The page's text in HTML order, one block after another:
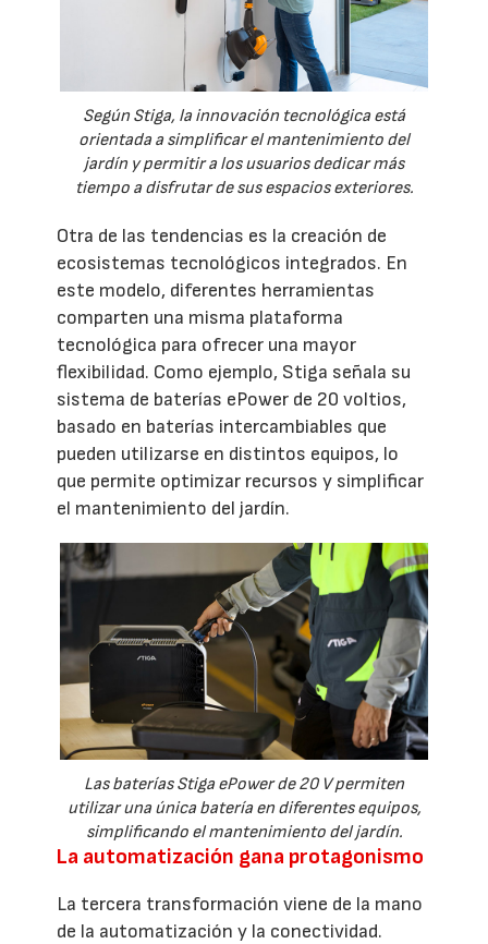
Según Stiga, la innovación tecnológica está
orientada a simplificar el mantenimiento del
jardín y permitir a los usuarios dedicar más
tiempo a disfrutar de sus espacios exteriores.
Otra de las tendencias es la creación de
ecosistemas tecnológicos integrados. En
este modelo, diferentes herramientas
comparten una misma plataforma
tecnológica para ofrecer una mayor
flexibilidad. Como ejemplo, Stiga señala su
sistema de baterías ePower de 20 voltios,
basado en baterías intercambiables que
pueden utilizarse en distintos equipos, lo
que permite optimizar recursos y simplificar
el mantenimiento del jardín.
Las baterías Stiga ePower de 20 V permiten
utilizar una única batería en diferentes equipos,
simplificando el mantenimiento del jardín.
La automatización gana protagonismo
La tercera transformación viene de la mano
de la automatización y la conectividad.